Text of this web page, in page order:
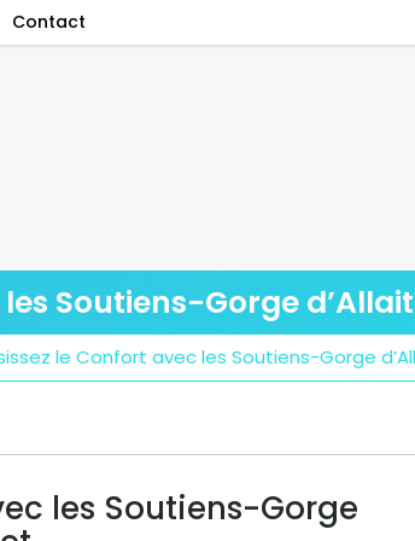
Contact
Soutiens-Gorge
le Confort avec les Soutiens-Gorge
les Soutiens-Gorge